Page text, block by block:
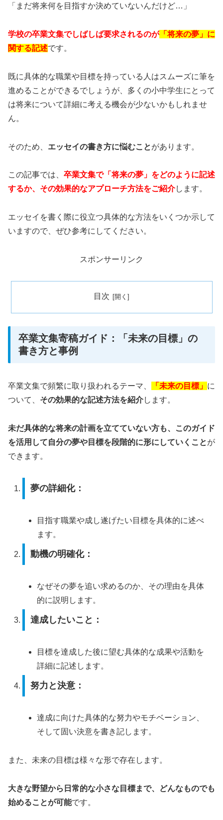
「まだ将来何を目指すか決めていないんだけど…」
学校の卒業文集でしばしば要求されるのが 「将来の夢」に
関する記述です。
既に具体的な職業や目標を持っている人はスムーズに筆を
進めることができるでしょうが、多くの小中学生にとって
は将来について詳細に考える機会が少ないかもしれませ
ん。
そのため、 エッセイの書き方に悩むことがあります。
この記事では、 卒業文集で「将来の夢」をどのように記述
するか、その効果的なアプローチ方法をご紹介します。
エッセイを書く際に役立つ具体的な方法をいくつか示して
いますので、ぜひ参考にしてください。
スポンサーリンク
目次
卒業文集寄稿ガイド：「未来の目標」の
書き方と事例
卒業文集で頻繁に取り扱われるテーマ、 「未来の目標」 に
ついて、 その効果的な記述方法を紹介します。
未だ具体的な将来の計画を立てていない方も、このガイド
を活用して自分の夢や目標を段階的に形にしていくことが
できます。
夢の詳細化：
目指す職業や成し遂げたい目標を具体的に述べ
ます。
動機の明確化：
なぜその夢を追い求めるのか、その理由を具体
的に説明します。
達成したいこと：
目標を達成した後に望む具体的な成果や活動を
詳細に記述します。
努力と決意：
達成に向けた具体的な努力やモチベーション、
そして固い決意を書き記します。
また、未来の目標は様々な形で存在します。
大きな野望から日常的な小さな目標まで、どんなものでも
始めることが可能です。